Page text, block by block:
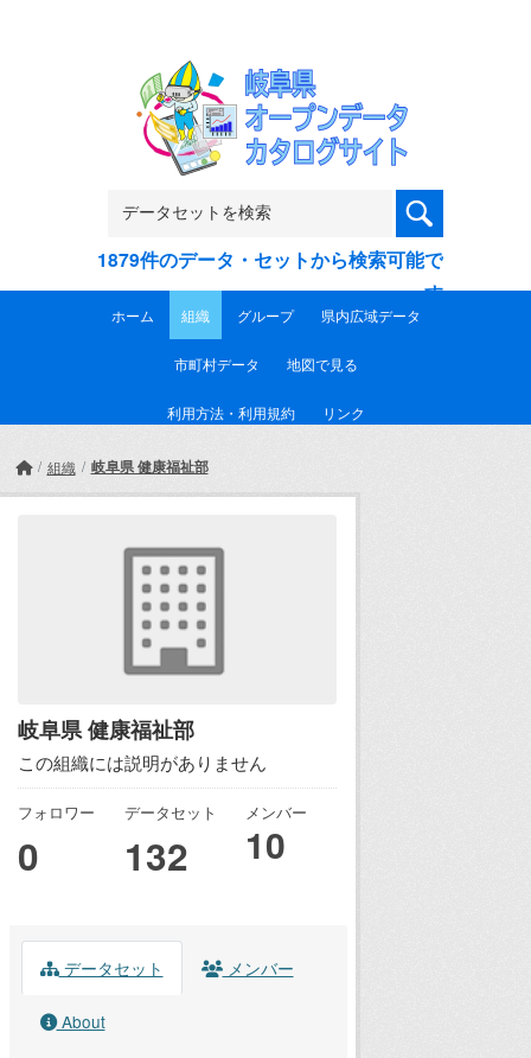
1879件のデータ・セットから検索可能で
す
ホーム 組織 グループ 県内広域データ
市町村データ 地図で見る
利用方法・利用規約 リンク
組織 岐阜県 健康福祉部
岐阜県 健康福祉部
この組織には説明がありません
フォロワー
0
データセット
132
メンバー
10
データセット メンバー
About